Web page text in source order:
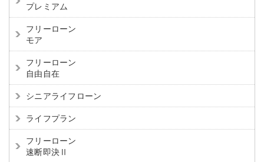
プレミアム
フリーローン
モア
フリーローン
自由自在
シニアライフローン
ライフプラン
フリーローン
速断即決Ⅱ